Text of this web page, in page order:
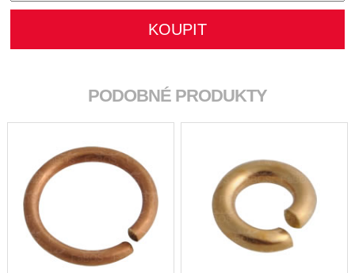
PODOBNÉ PRODUKTY